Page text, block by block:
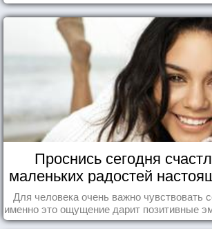
Проснись сегодня
маленьких радостей
Для человека очень важно чувствовать
именно это ощущение дарит позитивные
каждый день в маленький